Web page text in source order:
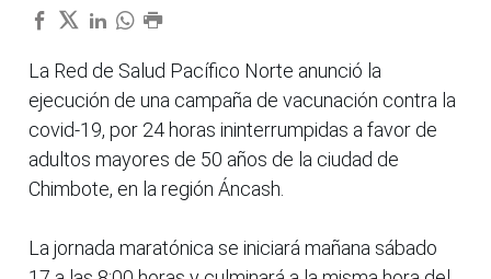
La Red de Salud Pacífico Norte anunció la
ejecución de una campaña de vacunación contra la
covid-19, por 24 horas ininterrumpidas a favor de
adultos mayores de 50 años de la ciudad de
Chimbote, en la región Áncash.
La jornada maratónica se iniciará mañana sábado